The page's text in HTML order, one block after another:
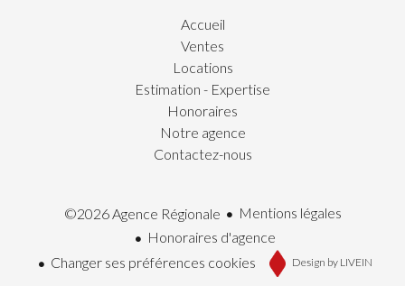
Accueil
Ventes
Locations
Estimation - Expertise
Honoraires
Notre agence
Contactez-nous
©2026 Agence Régionale
Mentions légales
Honoraires d'agence
Changer ses préférences cookies
Design by LIVEIN